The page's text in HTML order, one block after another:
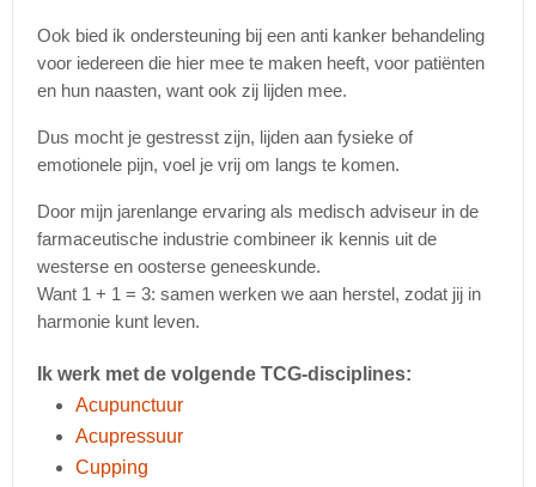
Ook bied ik ondersteuning bij een anti kanker behandeling
voor iedereen die hier mee te maken heeft, voor patiënten
en hun naasten, want ook zij lijden mee.
Dus mocht je gestresst zijn, lijden aan fysieke of
emotionele pijn, voel je vrij om langs te komen.
Door mijn jarenlange ervaring als medisch adviseur in de
farmaceutische industrie combineer ik kennis uit de
westerse en oosterse geneeskunde.
Want 1 + 1 = 3: samen werken we aan herstel, zodat jij in
harmonie kunt leven.
Ik werk met de volgende TCG-disciplines:
Acupunctuur
Acupressuur
Cupping